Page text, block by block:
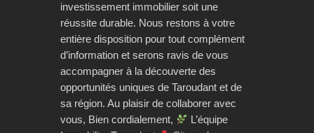
investissement immobilier soit une
réussite durable. Nous restons à votre
entière disposition pour tout complément
d’information et serons ravis de vous
accompagner à la découverte des
opportunités uniques de Taroudant et de
sa région. Au plaisir de collaborer avec
vous, Bien cordialement,
L’équipe